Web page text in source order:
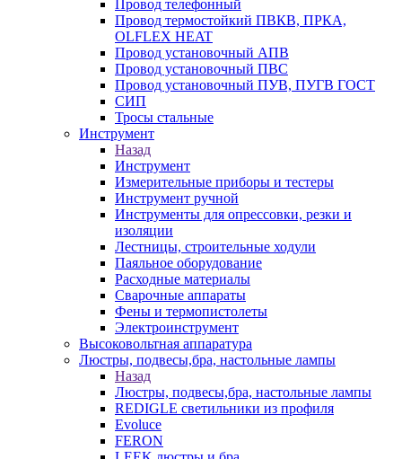
Провод телефонный
Провод термостойкий ПВКВ, ПРКА,
OLFLEX HEAT
Провод установочный АПВ
Провод установочный ПВС
Провод установочный ПУВ, ПУГВ ГОСТ
СИП
Тросы стальные
Инструмент
Назад
Инструмент
Измерительные приборы и тестеры
Инструмент ручной
Инструменты для опрессовки, резки и
изоляции
Лестницы, строительные ходули
Паяльное оборудование
Расходные материалы
Сварочные аппараты
Фены и термопистолеты
Электроинструмент
Высоковольтная аппаратура
Люстры, подвесы,бра, настольные лампы
Назад
Люстры, подвесы,бра, настольные лампы
REDIGLE светильники из профиля
Evoluce
FERON